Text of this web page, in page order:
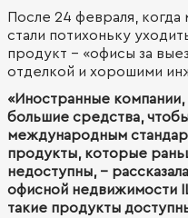
После 24 февраля,
стали потихоньку
продукт – «офисы за
отделкой и хорошими
«Иностранные компании,
большие средства,
международным
продукты, которые
недоступны, -
офисной недвижимости
такие продукты